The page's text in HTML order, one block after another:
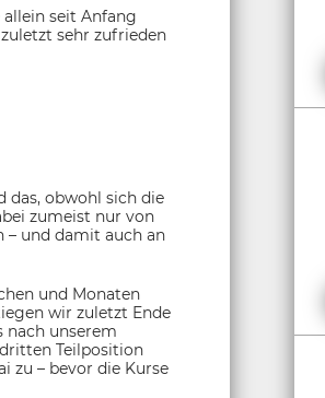
allein seit Anfang
sehr zufrieden
das, obwohl sich die
zumeist nur von
– und damit auch an
und Monaten
wir zuletzt Ende
nach unserem
Teilposition
zu – bevor die Kurse